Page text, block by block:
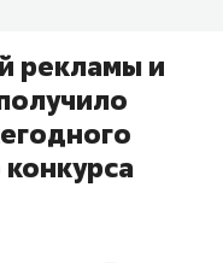
рекламы и